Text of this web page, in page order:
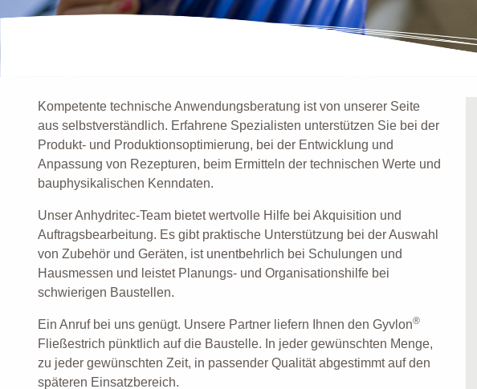
Kompetente technische Anwendungsberatung ist von unserer Seite
aus selbstverständlich. Erfahrene Spezialisten unterstützen Sie bei der
Produkt- und Produktionsoptimierung, bei der Entwicklung und
Anpassung von Rezepturen, beim Ermitteln der technischen Werte und
bauphysikalischen Kenndaten.
Unser Anhydritec-Team bietet wertvolle Hilfe bei Akquisition und
Auftragsbearbeitung. Es gibt praktische Unterstützung bei der Auswahl
von Zubehör und Geräten, ist unentbehrlich bei Schulungen und
Hausmessen und leistet Planungs- und Organisationshilfe bei
schwierigen Baustellen.
Ein Anruf bei uns genügt. Unsere Partner liefern Ihnen den Gyvlon®
Fließestrich pünktlich auf die Baustelle. In jeder gewünschten Menge,
zu jeder gewünschten Zeit, in passender Qualität abgestimmt auf den
späteren Einsatzbereich.